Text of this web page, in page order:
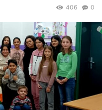
0
406